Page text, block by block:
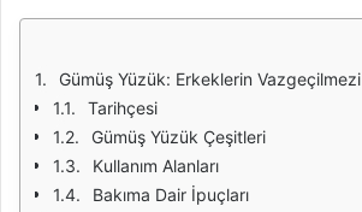
Gümüş Yüzük: Erkeklerin Vazgeçilmezi
Tarihçesi
Gümüş Yüzük Çeşitleri
Kullanım Alanları
Bakıma Dair İpuçları